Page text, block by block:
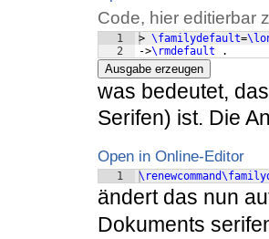
Code, hier editierbar
1
2
> \familydefault=
->\rmdefault .
Ausgabe erzeugen
was bedeutet,
Serifen) ist. Die
Open in Online-Editor
1
ändert das nun
Dokuments